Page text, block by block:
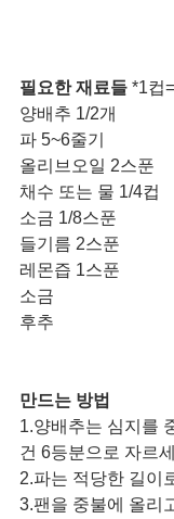
필요한 재료들 *1컵
양배추 1/2개
파 5~6줄기
올리브오일 2스푼
채수 또는 물 1/4컵
소금 1/8스푼
들기름 2스푼
레몬즙 1스푼
소금
후추
만드는 방법
1.양배추는 심지를
건 6등분으로 자르
2.파는 적당한 길이
3.팬을 중불에 올리